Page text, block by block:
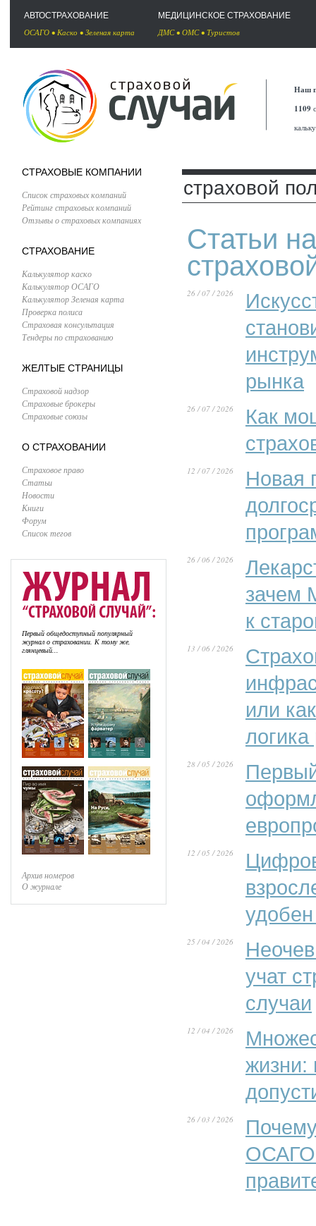
АВТОСТРАХОВАНИЕ
ОСАГО • Каско • Зеленая карта
МЕДИЦИНСКОЕ СТРАХОВАНИЕ
ДМС• ОМС• Туристов
Наш
1109
СТРАХОВЫЕ КОМПАНИИ
Список страховых компаний
Рейтинг страховых компаний
Отзывы о страховых компаниях
СТРАХОВАНИЕ
Калькулятор каско
Калькулятор ОСАГО
Калькулятор Зеленая карта
Проверка полиса
Страховая консультация
Тендеры по страхованию
ЖЕЛТЫЕ СТРАНИЦЫ
Страховой надзор
Страховые брокеры
Страховые союзы
О СТРАХОВАНИИ
Страховое право
Статьи
Новости
Книги
Форум
Список тегов
Первый общедоступный популярный
журнал о страховании. К тому же,
глянцевый...
Архив номеров
О журнале
страховой
Статьи
26 / 07 / 2026
рынка
26 / 07 / 2026
Как
12 / 07 / 2026
Новая
26 / 06 / 2026
зачем
к
13 / 06 / 2026
или
28 / 05 / 2026
12 / 05 / 2026
25 / 04 / 2026
учат
случаи
12 / 04 / 2026
жизни:
26 / 03 / 2026